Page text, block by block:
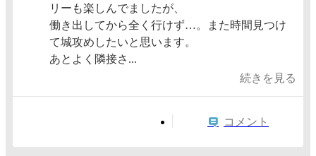
リーも楽しんでましたが、
働き出してから全く行けず…。また時間見つけ
て城攻めしたいと思います。
あとよく隣接さ...
続きを見る
コメント